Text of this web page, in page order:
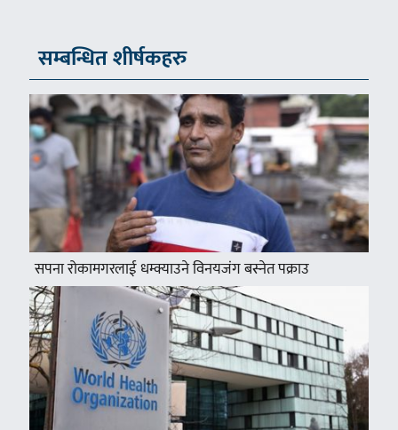
सम्बन्धित शीर्षकहरु
सपना रोकामगरलाई धम्क्याउने विनयजंग बस्नेत पक्राउ